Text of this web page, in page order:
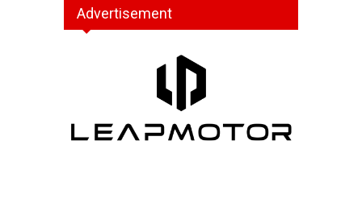
Advertisement